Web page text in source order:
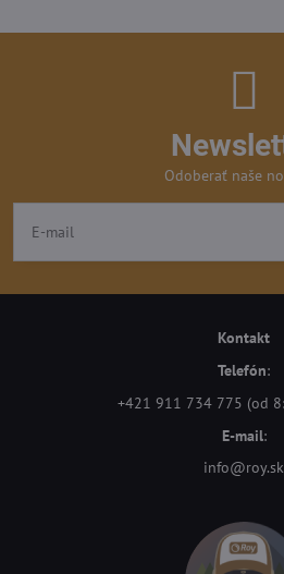
Odoberať naše
Kontakt
Telefón:
+421 911 734 775 (od
E-mail:
info@roy.sk